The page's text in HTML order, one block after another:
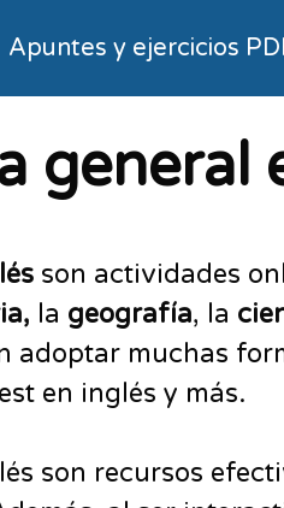
Apuntes y ejercicios
general
son actividades
la geografía, la
adoptar muchas
en inglés y más.
son recursos